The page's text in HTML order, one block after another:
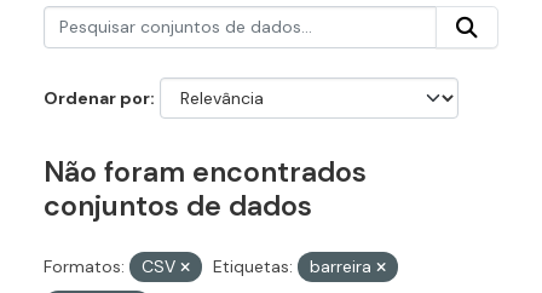
Ordenar por
Não foram encontrados
conjuntos de dados
Formatos: CSV Etiquetas:
barreira